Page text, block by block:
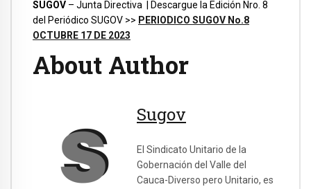
SUGOV – Junta Directiva | Descargue la Edición Nro. 8
del Periódico SUGOV >> PERIODICO SUGOV No.8
OCTUBRE 17 DE 2023
About Author
Sugov
El Sindicato Unitario de la
Gobernación del Valle del
Cauca-Diverso pero Unitario, es